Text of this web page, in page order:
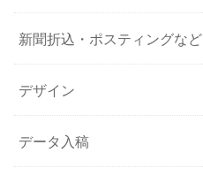
新聞折込・ポスティングなど
デザイン
データ入稿